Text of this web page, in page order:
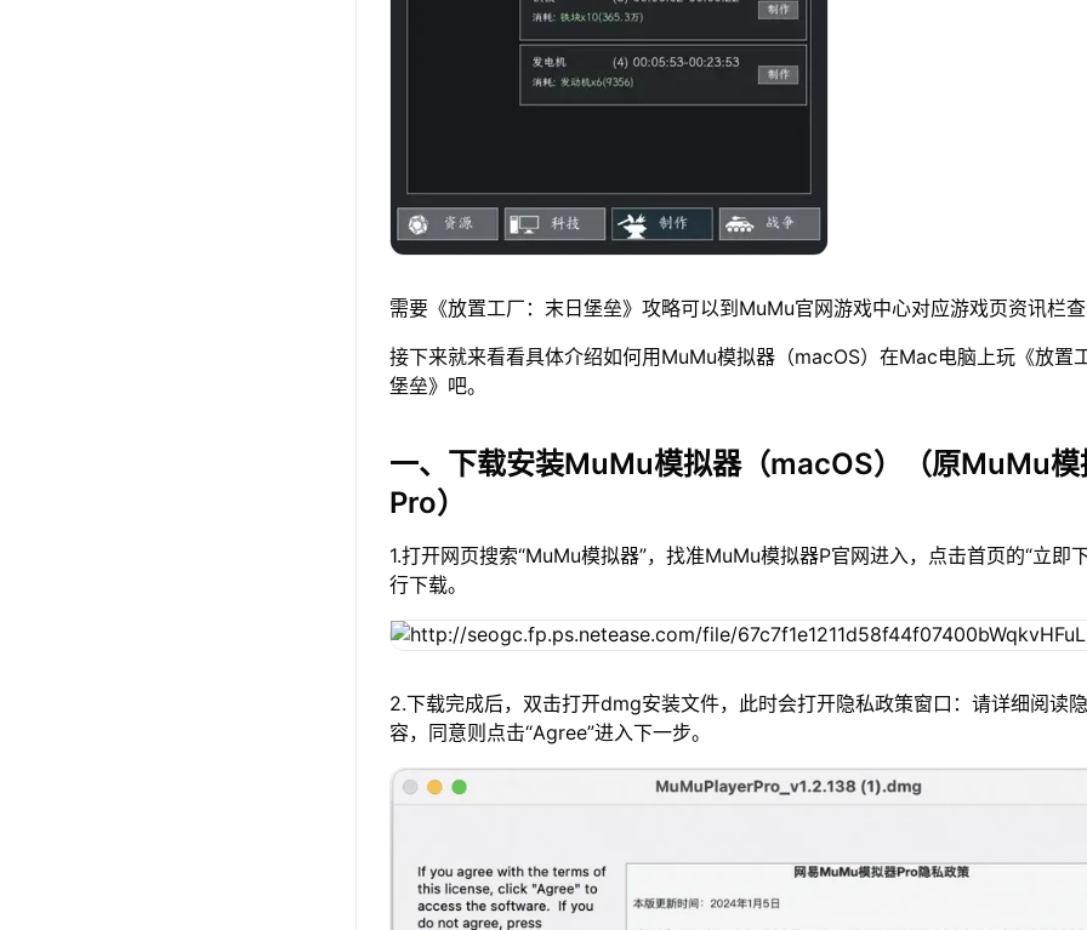
需要《放置工厂：末日堡垒》攻略可以到MuMu官网游戏中心对应游戏页资讯栏
接下来就来看看具体介绍如何用MuMu模拟器（macOS）在Mac电脑上玩《放置
堡垒》吧。
一、下载安装MuMu模拟器（macOS）（原MuMu模
Pro）
1.打开网页搜索“MuMu模拟器”，找准MuMu模拟器P官网进入，点击首页的“立即
行下载。
2.下载完成后，双击打开dmg安装文件，此时会打开隐私政策窗口：请详细阅读
容，同意则点击“Agree”进入下一步。